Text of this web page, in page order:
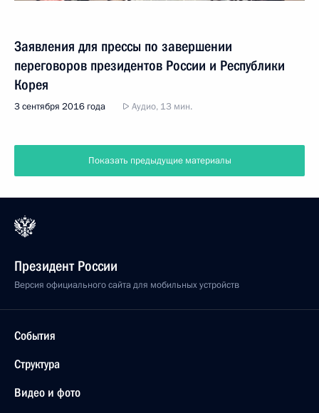
Заявления для прессы по завершении
переговоров президентов России и Республики
Корея
3 сентября 2016 года Аудио, 13 мин.
Показать предыдущие материалы
Президент России
Версия официального сайта для мобильных устройств
События
Структура
Видео и фото